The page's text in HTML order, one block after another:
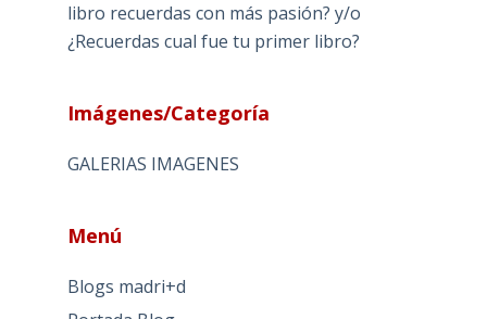
libro recuerdas con más pasión? y/o
¿Recuerdas cual fue tu primer libro?
Imágenes/Categoría
GALERIAS IMAGENES
Menú
Blogs madri+d